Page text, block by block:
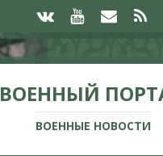
ВОЕННЫЙ
ВОЕННЫЕ НОВОСТИ